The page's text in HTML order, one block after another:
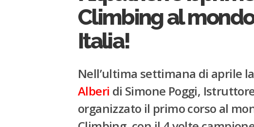
Climbing al
Italia!
Nell’ultima settimana di aprile
Alberi di Simone Poggi,
organizzato il primo corso al